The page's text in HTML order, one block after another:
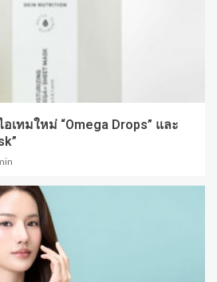
อเทมใหม่ “Omega Drops” และ